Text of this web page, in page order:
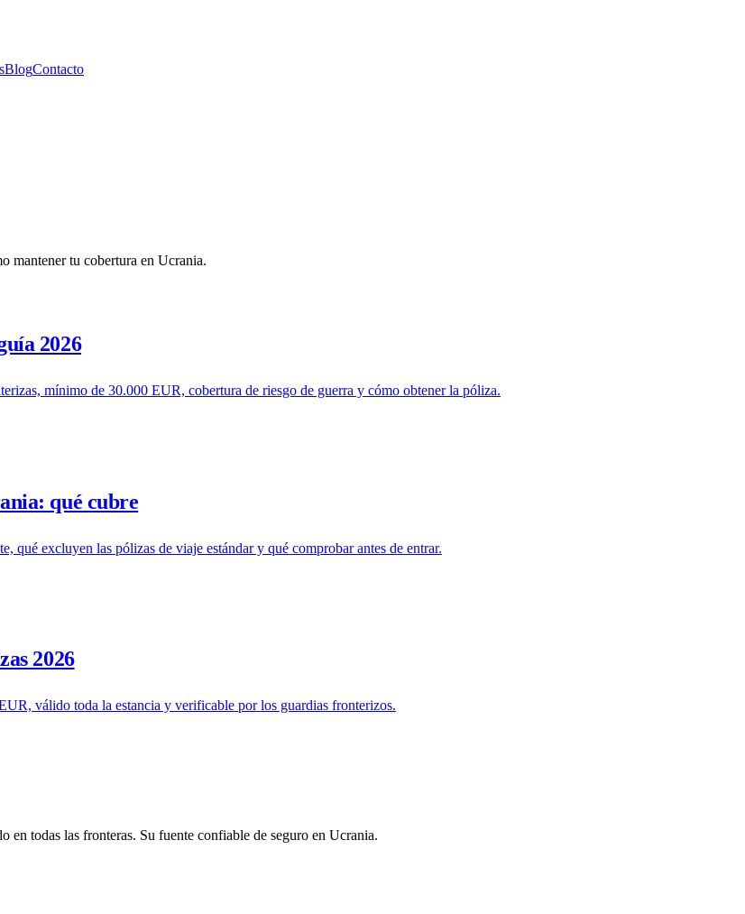
BlogContacto
mantener tu cobertura en Ucrania.
2026
mínimo de 30.000 EUR, cobertura de riesgo de guerra y cómo obtener la póliza.
qué cubre
qué excluyen las pólizas de viaje estándar y qué comprobar antes de entrar.
2026
válido toda la estancia y verificable por los guardias fronterizos.
todas las fronteras. Su fuente confiable de seguro en Ucrania.